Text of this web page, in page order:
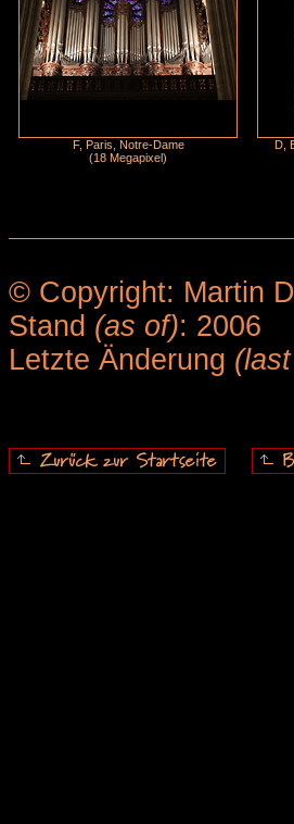
F, Paris, Notre-Dame
(18 Megapixel)
D,
© Copyright: Martin
Stand (as of): 2006
Letzte Änderung